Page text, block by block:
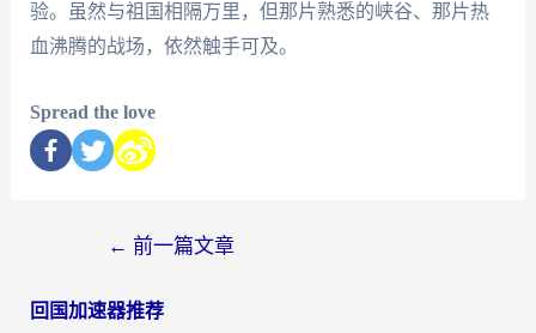
验。虽然与祖国相隔万里，但那片熟悉的峡谷、那片热
血沸腾的战场，依然触手可及。
Spread the love
← 前一篇文章
回国加速器推荐